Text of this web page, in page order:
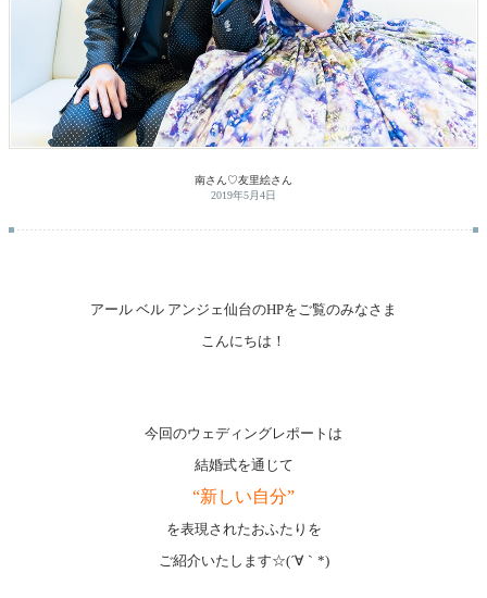
南さん♡友里絵さん
2019年5月4日
アール ベル アンジェ仙台のHPをご覧のみなさま
こんにちは！
今回のウェディングレポートは
結婚式を通じて
“新しい自分”
を表現されたおふたりを
ご紹介いたします☆(´∀｀*)